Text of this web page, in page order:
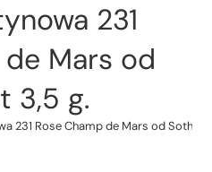
231
Mars od
3,5 g.
231 Rose Champ de Mars od